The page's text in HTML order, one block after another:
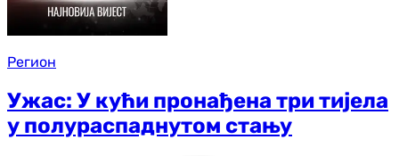
Регион
Ужас: У кући пронађена три тијела
у полураспаднутом стању